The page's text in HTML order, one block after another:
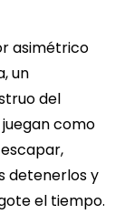
asimétrico
un
del
como
detenerlos y
el tiempo.